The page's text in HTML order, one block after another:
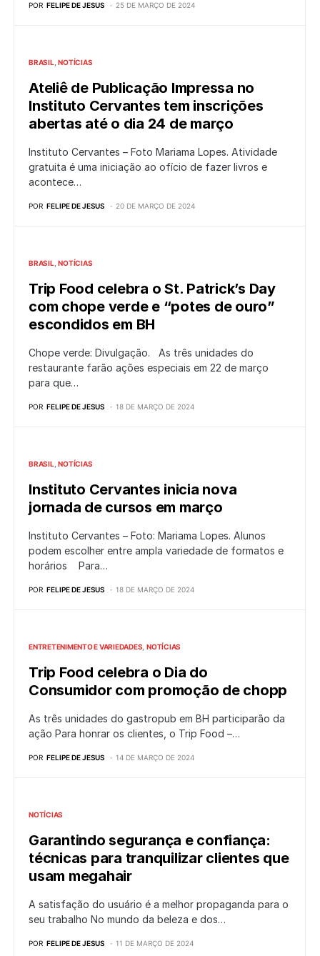
POR FELIPE DE JESUS 25 DE MARÇO DE 2024
BRASIL NOTÍCIAS
Ateliê de Publicação Impressa no
Instituto Cervantes tem inscrições
abertas até o dia 24 de março
Instituto Cervantes – Foto Mariama Lopes. Atividade
gratuita é uma iniciação ao ofício de fazer livros e
acontece…
POR FELIPE DE JESUS 20 DE MARÇO DE 2024
BRASIL NOTÍCIAS
Trip Food celebra o St. Patrick’s Day
com chope verde e “potes de ouro”
escondidos em BH
Chope verde: Divulgação. As três unidades do
restaurante farão ações especiais em 22 de março
para que…
POR FELIPE DE JESUS 18 DE MARÇO DE 2024
BRASIL NOTÍCIAS
Instituto Cervantes inicia nova
jornada de cursos em março
Instituto Cervantes – Foto: Mariama Lopes. Alunos
podem escolher entre ampla variedade de formatos e
horários Para…
POR FELIPE DE JESUS 18 DE MARÇO DE 2024
ENTRETENIMENTO E VARIEDADES NOTÍCIAS
Trip Food celebra o Dia do
Consumidor com promoção de chopp
As três unidades do gastropub em BH participarão da
ação Para honrar os clientes, o Trip Food –…
POR FELIPE DE JESUS 14 DE MARÇO DE 2024
NOTÍCIAS
Garantindo segurança e confiança:
técnicas para tranquilizar clientes que
usam megahair
A satisfação do usuário é a melhor propaganda para o
seu trabalho No mundo da beleza e dos…
POR FELIPE DE JESUS 11 DE MARÇO DE 2024